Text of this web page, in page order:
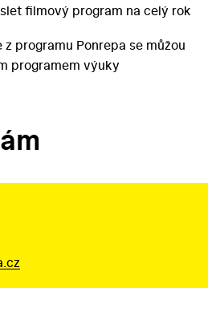
filmový program na celý rok
programu Ponrepa se můžou
programem výuky